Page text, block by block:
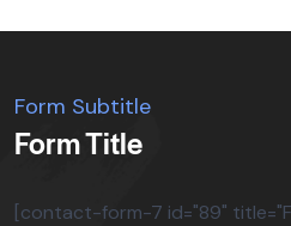
Form Subtitle
Form Title
[contact-form-7 id="89"